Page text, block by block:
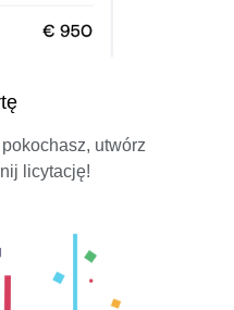
utwórz
licytację!